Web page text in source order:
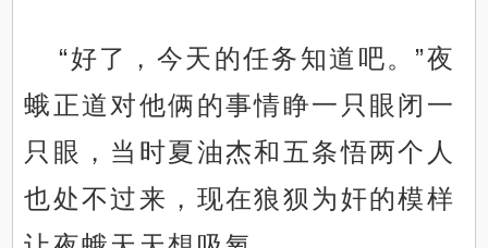
“好了，今天的任务知道吧。”夜
蛾正道对他俩的事情睁一只眼闭一
只眼，当时夏油杰和五条悟两个人
也处不过来，现在狼狈为奸的模样